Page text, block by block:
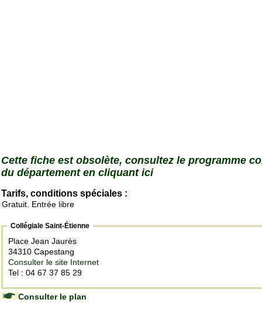
Cette fiche est obsolète, consultez le programme
du département en cliquant ici
Tarifs, conditions spéciales :
Gratuit. Entrée libre
Collégiale Saint-Étienne
Place Jean Jaurès
34310 Capestang
Consulter le site Internet
Tel : 04 67 37 85 29
Consulter le plan